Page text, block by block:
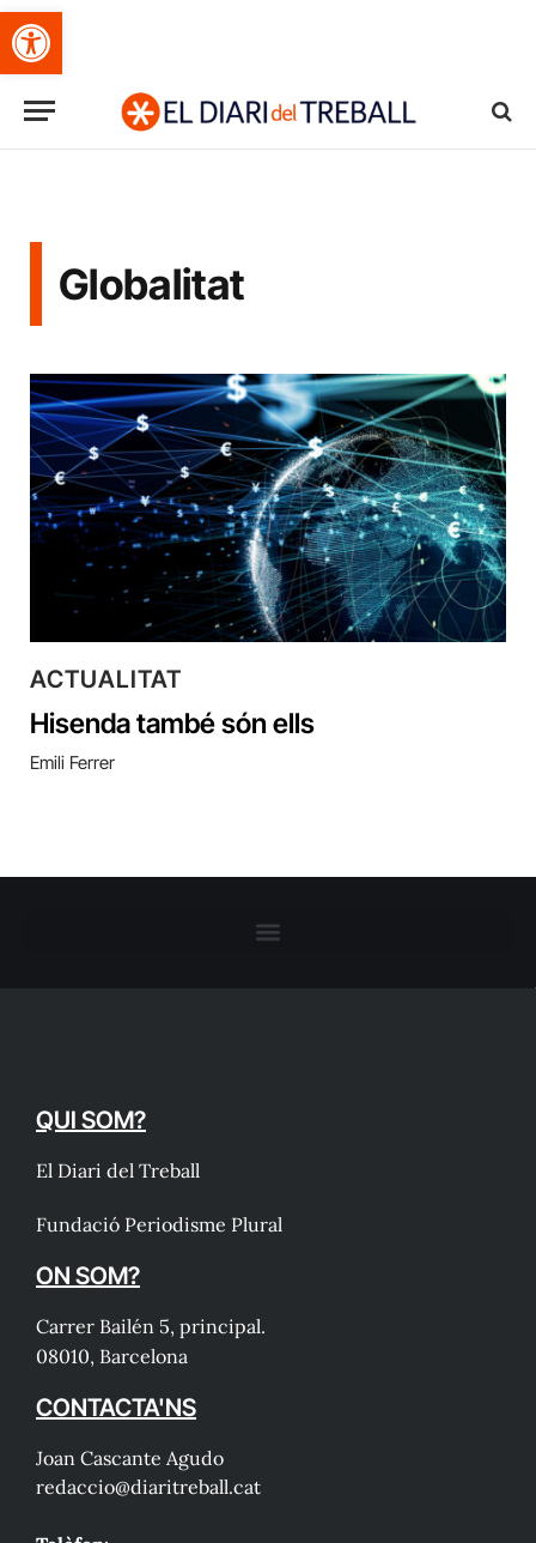
Obre la barra d'eines
Globalitat
ACTUALITAT
Hisenda també són ells
Emili Ferrer
QUI SOM?
El Diari del Treball
Fundació Periodisme Plural
ON SOM?
Carrer Bailén 5, principal.
08010, Barcelona
CONTACTA'NS
Joan Cascante Agudo
redaccio@diaritreball.cat